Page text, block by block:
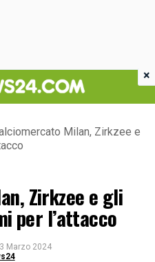
Milan, Zirkzee e
Zirkzee e gli
per l’attacco
Marzo 2024
×